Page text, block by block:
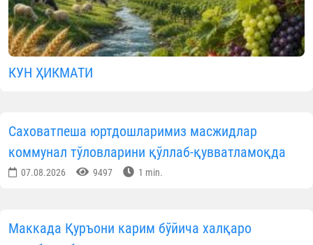
КУН ҲИКМАТИ
Саховатпеша юртдошларимиз масжидлар
коммунал тўловларини қўллаб-қувватламоқда
07.08.2026 9497 1 min.
Маккада Қуръони карим бўйича халқаро